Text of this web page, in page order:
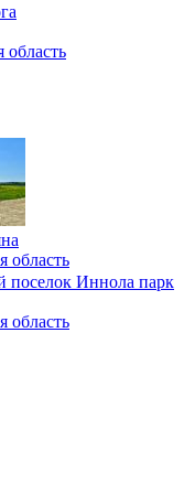
область
область
область